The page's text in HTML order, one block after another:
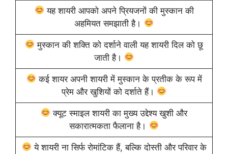
यह शायरी आपको अपने प्रियजनों की मुस्कान की
अहमियत समझाती है।
मुस्कान की शक्ति को दर्शाने वाली यह शायरी दिल को छू
जाती है।
कई शायर अपनी शायरी में मुस्कान के प्रतीक के रूप में
प्रेम और खुशियों को दर्शाते हैं।
क्यूट स्माइल शायरी का मुख्य उद्देश्य खुशी और
सकारात्मकता फैलाना है।
ये शायरी ना सिर्फ रोमांटिक हैं, बल्कि दोस्ती और परिवार के